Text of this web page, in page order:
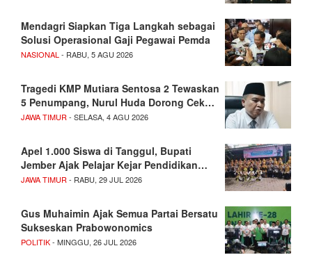
Mendagri Siapkan Tiga Langkah sebagai
Solusi Operasional Gaji Pegawai Pemda
NASIONAL - RABU, 5 AGU 2026
Tragedi KMP Mutiara Sentosa 2 Tewaskan
5 Penumpang, Nurul Huda Dorong Cek…
JAWA TIMUR - SELASA, 4 AGU 2026
Apel 1.000 Siswa di Tanggul, Bupati
Jember Ajak Pelajar Kejar Pendidikan…
JAWA TIMUR - RABU, 29 JUL 2026
Gus Muhaimin Ajak Semua Partai Bersatu
Sukseskan Prabowonomics
POLITIK- MINGGU, 26 JUL 2026